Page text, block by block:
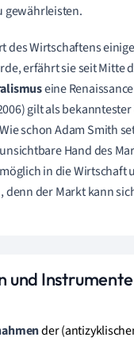
gewährleisten.
des Wirtschaftens
erfährt sie seit Mitte
eine
gilt als
schon Adam Smith
Hand des
in die Wirtschaft
denn der Markt kann
und
der